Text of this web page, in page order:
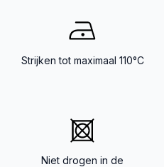
Strijken tot maximaal 110°C
Niet drogen in de